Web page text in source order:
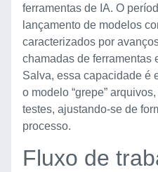
ferramentas de IA. O
lançamento de modelos
caracterizados por
chamadas de ferramentas
Salva, essa capacidade é
o modelo “grepe”
testes, ajustando-se de
processo.
Fluxo de